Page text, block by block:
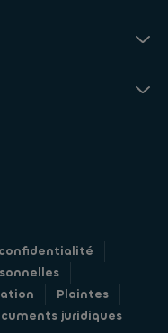
Plaintes
juridiques